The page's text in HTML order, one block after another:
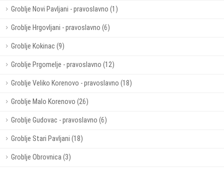
Groblje Novi Pavljani - pravoslavno (1)
Groblje Hrgovljani - pravoslavno (6)
Groblje Kokinac (9)
Groblje Prgomelje - pravoslavno (12)
Groblje Veliko Korenovo - pravoslavno (18)
Groblje Malo Korenovo (26)
Groblje Gudovac - pravoslavno (6)
Groblje Stari Pavljani (18)
Groblje Obrovnica (3)